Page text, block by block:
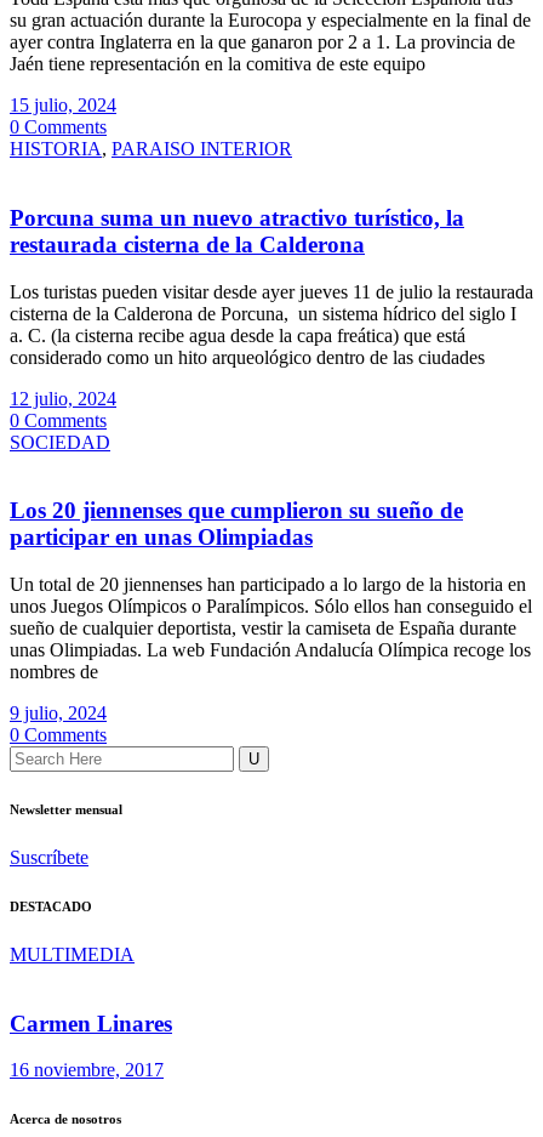
su gran actuación durante la Eurocopa y especialmente en la final de
ayer contra Inglaterra en la que ganaron por 2 a 1. La provincia de
Jaén tiene representación en la comitiva de este equipo
15 julio, 2024
0 Comments
HISTORIA, PARAISO INTERIOR
Porcuna suma un nuevo atractivo turístico, la
restaurada cisterna de la Calderona
Los turistas pueden visitar desde ayer jueves 11 de julio la restaurada
cisterna de la Calderona de Porcuna, un sistema hídrico del siglo I
a. C. (la cisterna recibe agua desde la capa freática) que está
considerado como un hito arqueológico dentro de las ciudades
12 julio, 2024
0 Comments
SOCIEDAD
Los 20 jiennenses que cumplieron su sueño de
participar en unas Olimpiadas
Un total de 20 jiennenses han participado a lo largo de la historia en
unos Juegos Olímpicos o Paralímpicos. Sólo ellos han conseguido el
sueño de cualquier deportista, vestir la camiseta de España durante
unas Olimpiadas. La web Fundación Andalucía Olímpica recoge los
nombres de
9 julio, 2024
0 Comments
Newsletter mensual
Suscríbete
DESTACADO
MULTIMEDIA
Carmen Linares
16 noviembre, 2017
Acerca de nosotros